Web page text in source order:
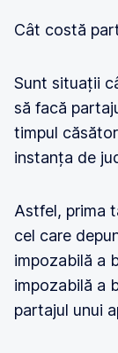
Cât costă
Sunt situații
să facă
timpul
instanța de
Astfel, prima
cel care
impozabilă a
impozabilă a
partajul unui